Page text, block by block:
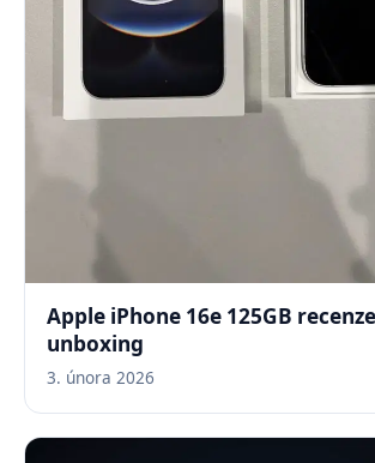
Apple iPhone 16e 125GB
unboxing
3. února 2026